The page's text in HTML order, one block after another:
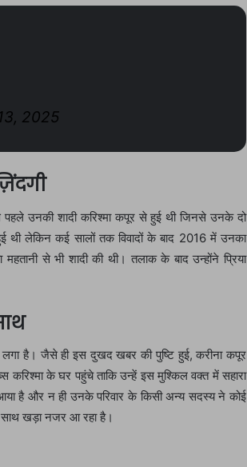
2025
उनकी शादी करिश्मा कपूर से हुई थी जिनसे उनके दो
लेकिन कई सालों तक विवादों के बाद 2016 में उनका
से भी शादी की थी। तलाक के बाद उन्होंने प्रिया
है। जैसे ही इस दुखद खबर की पुष्टि हुई, करीना कपूर
के घर पहुंचे ताकि उन्हें इस मुश्किल वक्त में सहारा
है और न ही उनके परिवार के किसी अन्य सदस्य ने कोई
खड़ा नजर आ रहा है।